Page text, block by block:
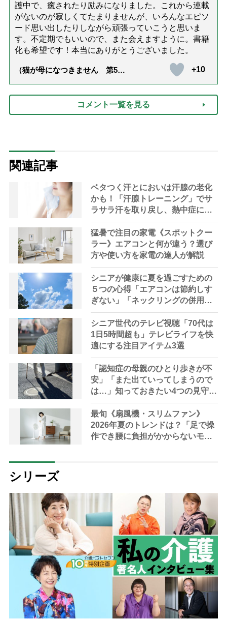
護中で、癒されたり励みになりました。これから連載
がないのが寂しくてたまりませんが、いろんなエピソ
ード思い出したりしながら頑張っていこうと思いま
す。不定期でもいいので、また会えますように。書籍
化も希望です！本当にありがとうございました。
（猫が母になつきません 第500
+10
コメント一覧を見る
関連記事
ベタつく汗とにおいは汗腺の老化
かも！「汗腺トレーニング」でサ
ラサラ汗を取り戻し、熱中症に負
けない体へ
猛暑で注目の家電《スポットクー
ラー》エアコンと何が違う？選び
方や使い方を家電の達人が解説
シニアが健康に夏を過ごすための
５つの心得「エアコンは節約しす
ぎない」「ネックリングの併用で
電気代をお得に」【節約＆家事ア
ドバイザー解説】
シニア世代のテレビ視聴「70代は
1日5時間超も」テレビライフを快
適にする注目アイテム3選
「認知症の母親のひとり歩きが不
安」「また出ていってしまうので
は…」知っておきたい4つの見守り
方法やサービスを専門家が解説
最旬《扇風機・スリムファン》
2026年夏のトレンドは？「足で操
作でき腰に負担がかからないモデ
シリーズ